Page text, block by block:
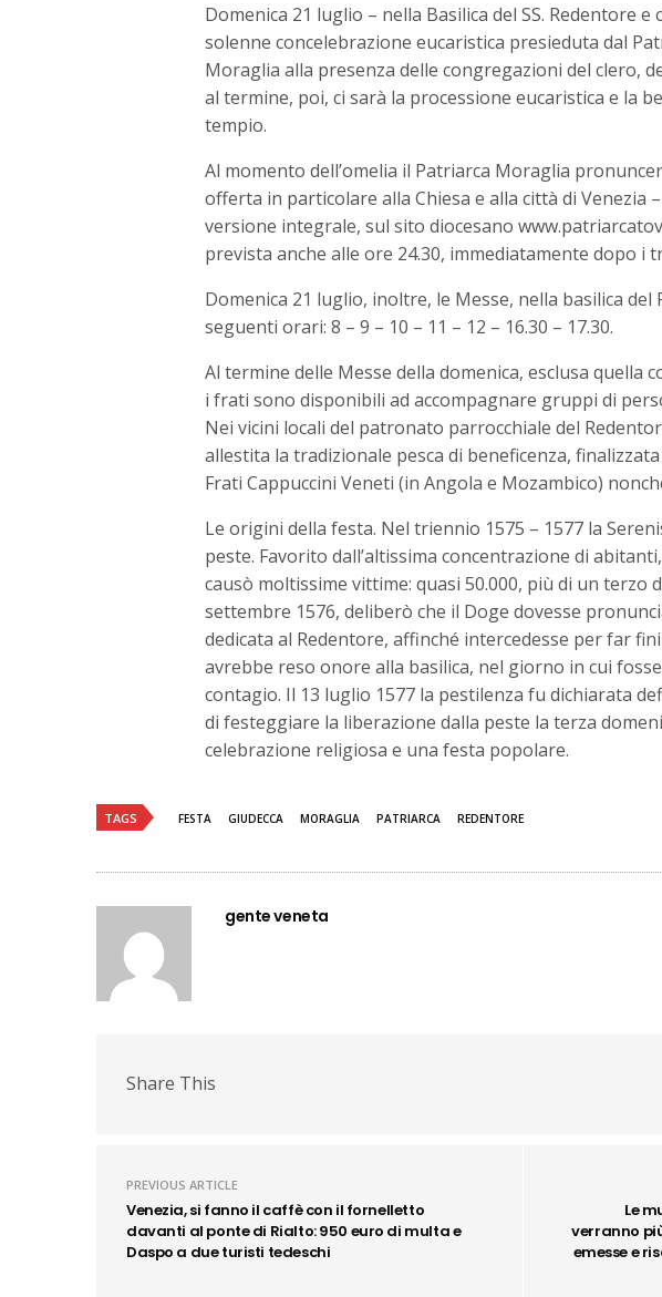
Domenica 21 luglio – nella Basilica del SS. Redentore
solenne concelebrazione eucaristica presieduta dal
Moraglia alla presenza delle congregazioni del clero,
al termine, poi, ci sarà la processione eucaristica e la
tempio.
Al momento dell’omelia il Patriarca Moraglia
offerta in particolare alla Chiesa e alla città di Venezia
versione integrale, sul sito diocesano
prevista anche alle ore 24.30, immediatamente dopo i
Domenica 21 luglio, inoltre, le Messe, nella basilica
seguenti orari: 8 – 9 – 10 – 11 – 12 – 16.30 – 17.30.
Al termine delle Messe della domenica, esclusa quella
i frati sono disponibili ad accompagnare gruppi di
Nei vicini locali del patronato parrocchiale del
allestita la tradizionale pesca di beneficenza,
Frati Cappuccini Veneti (in Angola e Mozambico)
Le origini della festa. Nel triennio 1575 – 1577 la
peste. Favorito dall’altissima concentrazione di
causò moltissime vittime: quasi 50.000, più di un terzo
settembre 1576, deliberò che il Doge dovesse
dedicata al Redentore, affinché intercedesse per far
avrebbe reso onore alla basilica, nel giorno in cui
contagio. Il 13 luglio 1577 la pestilenza fu dichiarata
di festeggiare la liberazione dalla peste la terza
celebrazione religiosa e una festa popolare.
TAGS FESTA GIUDECCA MORAGLIA PATRIARCA REDENTORE
gente veneta
Share This
PREVIOUS ARTICLE
Venezia, si fanno il caffè con il fornelletto
davanti al ponte di Rialto: 950 euro di multa e
Daspo a due turisti tedeschi
Le
verranno
emesse e